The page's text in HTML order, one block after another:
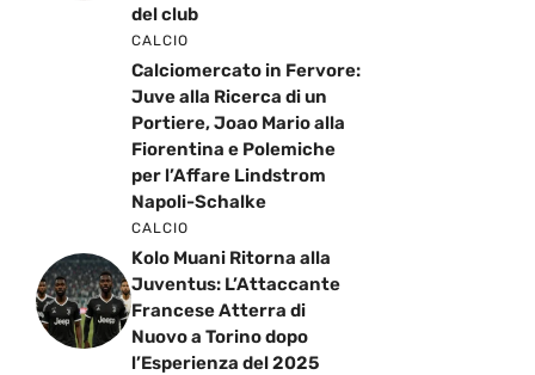
del club
CALCIO
Calciomercato in Fervore:
Juve alla Ricerca di un
Portiere, Joao Mario alla
Fiorentina e Polemiche
per l’Affare Lindstrom
Napoli-Schalke
CALCIO
Kolo Muani Ritorna alla
Juventus: L’Attaccante
Francese Atterra di
Nuovo a Torino dopo
l’Esperienza del 2025